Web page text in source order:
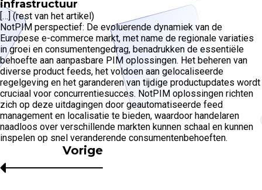
infrastructuur
[…] (rest van het artikel)
NotPIM perspectief: De evoluerende dynamiek van de
Europese e-commerce markt, met name de regionale variaties
in groei en consumentengedrag, benadrukken de essentiële
behoefte aan aanpasbare PIM oplossingen. Het beheren van
diverse product feeds, het voldoen aan gelocaliseerde
regelgeving en het garanderen van tijdige productupdates wordt
cruciaal voor concurrentiesucces. NotPIM oplossingen richten
zich op deze uitdagingen door geautomatiseerde feed
management en localisatie te bieden, waardoor handelaren
naadloos over verschillende markten kunnen schaal en kunnen
inspelen op snel veranderende consumentenbehoeften.
Vorige